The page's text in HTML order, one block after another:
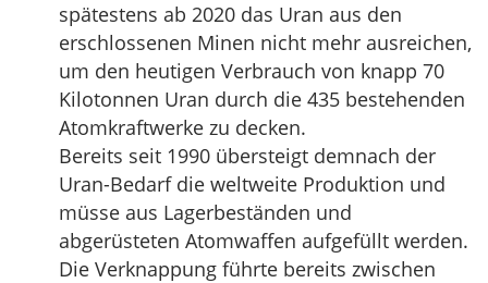
spätestens ab 2020 das Uran aus den
erschlossenen Minen nicht mehr ausreichen,
um den heutigen Verbrauch von knapp 70
Kilotonnen Uran durch die 435 bestehenden
Atomkraftwerke zu decken.
Bereits seit 1990 übersteigt demnach der
Uran-Bedarf die weltweite Produktion und
müsse aus Lagerbeständen und
abgerüsteten Atomwaffen aufgefüllt werden.
Die Verknappung führte bereits zwischen